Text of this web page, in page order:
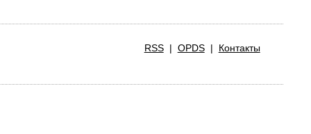
RSS| OPDS| Контакты